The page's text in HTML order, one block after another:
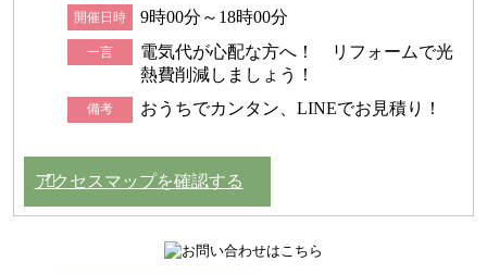
開催日時 9時00分～18時00分
一言
電気代が心配な方へ！ リフォームで光
熱費削減しましょう！
備考 おうちでカンタン、LINEでお見積り！
アクセスマップを確認する